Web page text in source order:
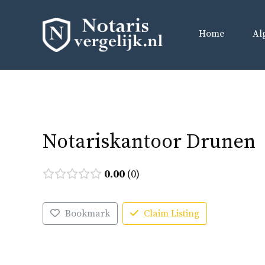
Home
Notariskantoor Drunen
0.00 0
Bookmark Claim Listing